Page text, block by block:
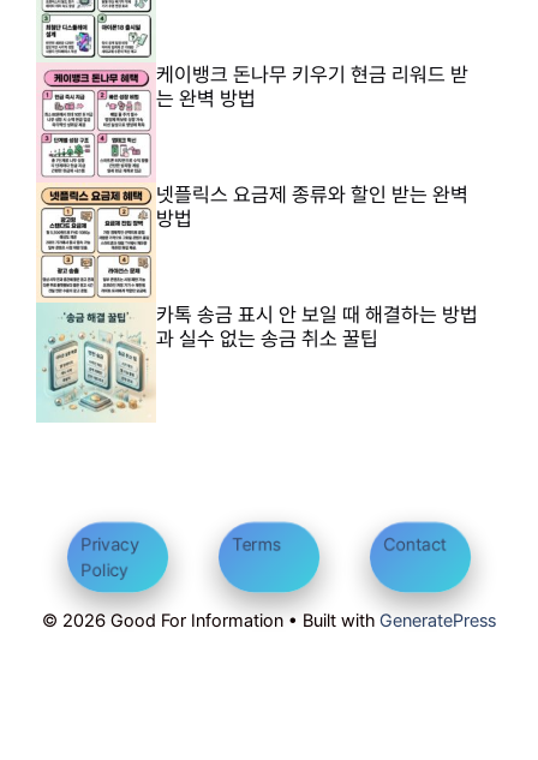
케이뱅크 돈나무 키우기 현금 리워드 받
는 완벽 방법
넷플릭스 요금제 종류와 할인 받는 완벽
방법
카톡 송금 표시 안 보일 때 해결하는 방법
과 실수 없는 송금 취소 꿀팁
© 2026 Good For Information • Built with GeneratePress
Privacy
Policy
Terms Contact